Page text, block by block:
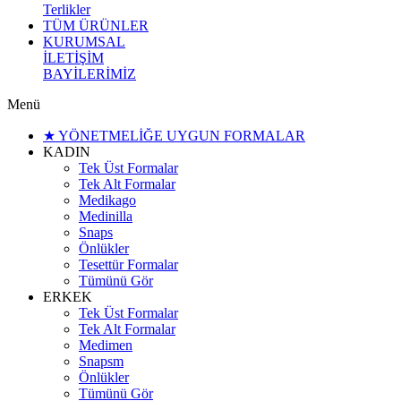
Terlikler
TÜM ÜRÜNLER
KURUMSAL
İLETİŞİM
BAYİLERİMİZ
Menü
★ YÖNETMELİĞE UYGUN FORMALAR
KADIN
Tek Üst Formalar
Tek Alt Formalar
Medikago
Medinilla
Snaps
Önlükler
Tesettür Formalar
Tümünü Gör
ERKEK
Tek Üst Formalar
Tek Alt Formalar
Medimen
Snapsm
Önlükler
Tümünü Gör